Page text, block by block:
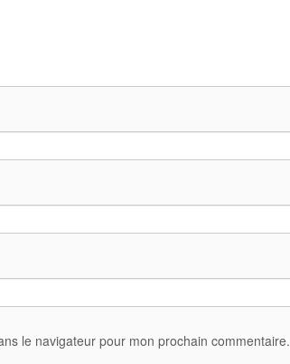
le navigateur pour mon prochain commentaire.